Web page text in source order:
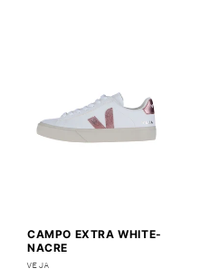
CAMPO EXTRA WHITE-
NACRE
Anbieter:
VEJA